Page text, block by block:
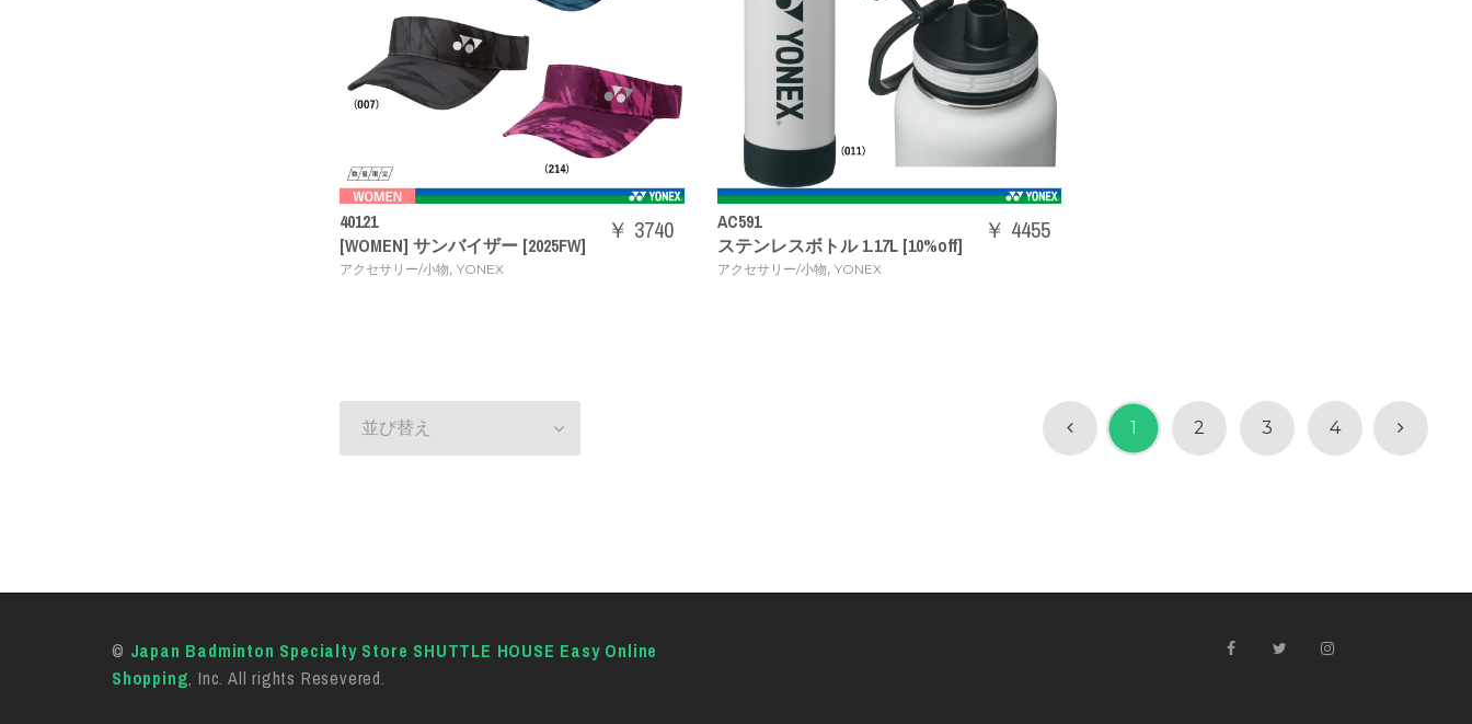
40121
[WOMEN] サンバイザー [2025FW]
アクセサリー/小物, YONEX
￥ 3740
AC591
ステンレスボトル 1.17L [10%off]
アクセサリー/小物, YONEX
￥ 4455
並び替え 1 2 3 4
© Japan Badminton Specialty Store SHUTTLE HOUSE Easy Online
Shopping, Inc. All rights Resevered.